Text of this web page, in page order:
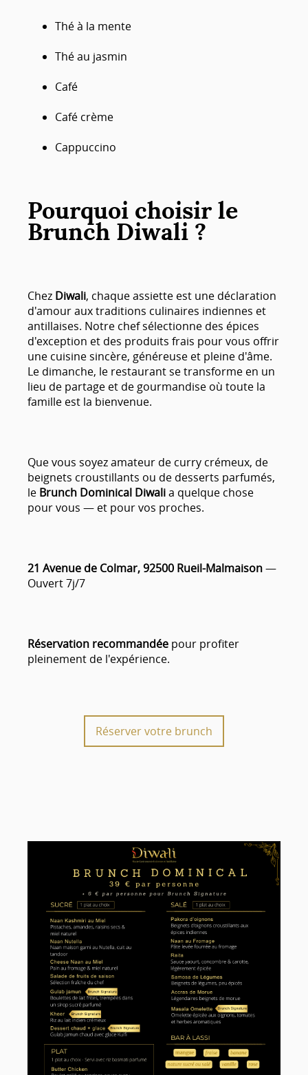
Thé à la mente
Thé au jasmin
Café
Café crème
Cappuccino
Pourquoi choisir le
Brunch Diwali ?
Chez Diwali, chaque assiette est une déclaration
d'amour aux traditions culinaires indiennes et
antillaises. Notre chef sélectionne des épices
d'exception et des produits frais pour vous offrir
une cuisine sincère, généreuse et pleine d'âme.
Le dimanche, le restaurant se transforme en un
lieu de partage et de gourmandise où toute la
famille est la bienvenue.
Que vous soyez amateur de curry crémeux, de
beignets croustillants ou de desserts parfumés,
le Brunch Dominical Diwalia quelque chose
pour vous — et pour vos proches.
21 Avenue de Colmar, 92500 Rueil-Malmaison—
Ouvert 7j/7
Réservation recommandée pour profiter
pleinement de l'expérience.
Réserver votre brunch